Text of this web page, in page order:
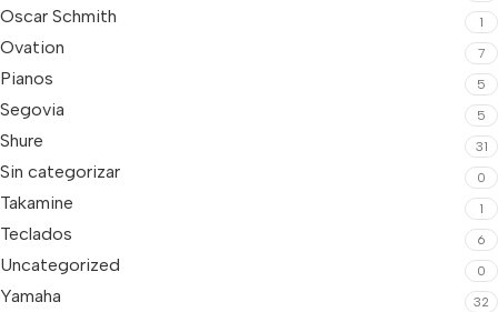
Oscar Schmith 1
Ovation 7
Pianos 5
Segovia 5
Shure 31
Sin categorizar 0
Takamine 1
Teclados 6
Uncategorized 0
Yamaha 32